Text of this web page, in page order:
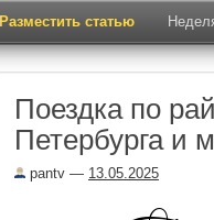
Разместить статью
Поездка по
Петербурга и
pantv — 13.05.2025